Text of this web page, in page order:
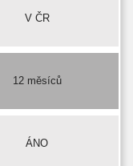
V ČR
12 měsíců
ÁNO